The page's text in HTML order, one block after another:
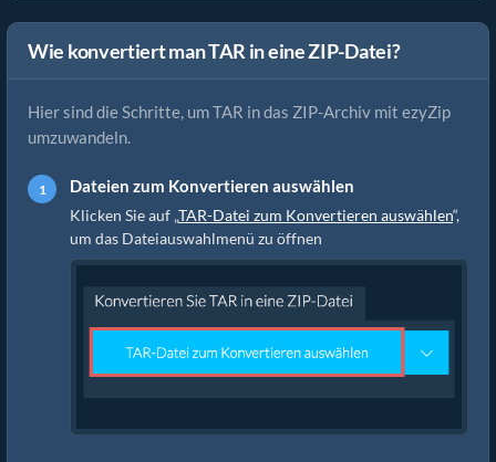
Wie konvertiert man TAR in eine ZIP-Datei?
Hier sind die Schritte, um TAR in das ZIP-Archiv mit ezyZip
umzuwandeln.
Dateien zum Konvertieren auswählen
Klicken Sie auf „TAR-Datei zum Konvertieren auswählen“,
um das Dateiauswahlmenü zu öffnen